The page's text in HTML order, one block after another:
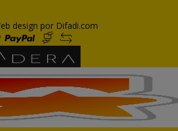
design por Difadi.com